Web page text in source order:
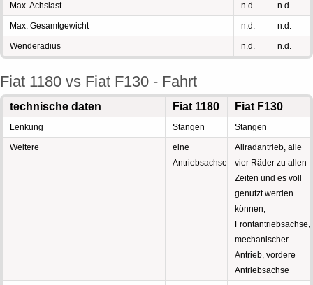
Max. Achslast n.d. n.d.
Max. Gesamtgewicht n.d. n.d.
Wenderadius n.d. n.d.
Fiat 1180 vs Fiat F130 - Fahrt
technische daten Fiat 1180 Fiat F130
Lenkung Stangen Stangen
Weitere
eine
Antriebsachse
Allradantrieb, alle
vier Räder zu allen
Zeiten und es voll
genutzt werden
können,
Frontantriebsachse,
mechanischer
Antrieb, vordere
Antriebsachse